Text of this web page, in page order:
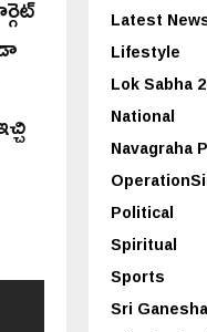
Latest
Lifestyle
Lok Sabha
National
Navagraha
Political
Spiritual
Sports
Sri